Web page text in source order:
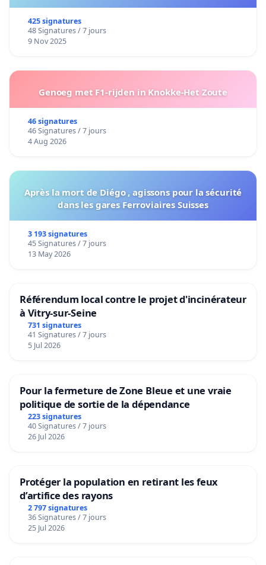
425 signatures
48 Signatures / 7 jours
9 Nov 2025
Genoeg met F1-rijden in Knokke-Het Zoute
46 signatures
46 Signatures / 7 jours
4 Aug 2026
Après la mort de Diégo , agissons pour la sécurité
dans les gares Ferroviaires Suisses
3 193 signatures
45 Signatures / 7 jours
13 May 2026
Référendum local contre le projet d'incinérateur
à Vitry-sur-Seine
731 signatures
41 Signatures / 7 jours
5 Jul 2026
Pour la fermeture de Zone Bleue et une vraie
politique de sortie de la dépendance
223 signatures
40 Signatures / 7 jours
26 Jul 2026
Protéger la population en retirant les feux
d’artifice des rayons
2 797 signatures
36 Signatures / 7 jours
25 Jul 2026